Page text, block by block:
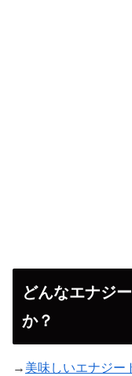
どんなエナジ
か？
→ 美味しいエナジー